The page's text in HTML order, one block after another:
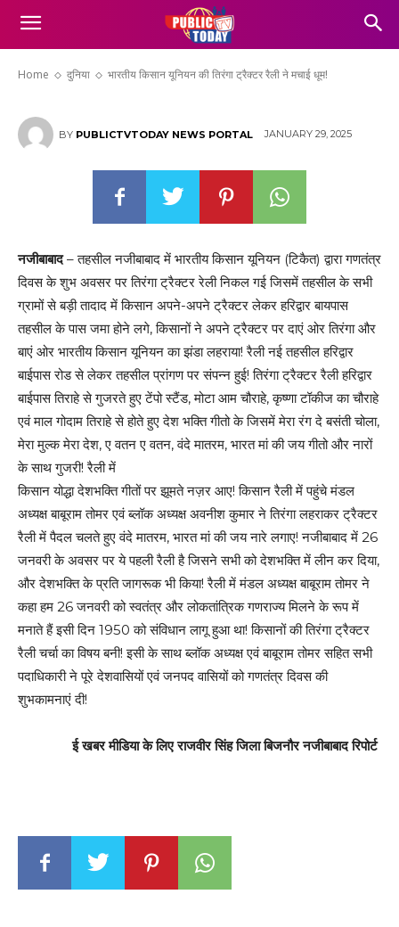
Home दुनिया भारतीय किसान यूनियन की तिरंगा ट्रैक्टर रैली ने मचाई धूम!
भारतीय किसान यूनियन की तिरंगा ट्रैक्टर रैली ने
मचाई धूम!
BY PUBLICTVTODAY NEWS PORTAL JANUARY 29, 2025
नजीबाबाद– तहसील नजीबाबाद में भारतीय किसान यूनियन (टिकैत) द्वारा गणतंत्र
दिवस के शुभ अवसर पर तिरंगा ट्रैक्टर रेली निकल गई जिसमें तहसील के सभी
ग्रामों से बड़ी तादाद में किसान अपने-अपने ट्रैक्टर लेकर हरिद्वार बायपास
तहसील के पास जमा होने लगे, किसानों ने अपने ट्रैक्टर पर दाएं ओर तिरंगा और
बाएं ओर भारतीय किसान यूनियन का झंडा लहराया! रैली नई तहसील हरिद्वार
बाईपास रोड से लेकर तहसील प्रांगण पर संपन्न हुई! तिरंगा ट्रैक्टर रैली हरिद्वार
बाईपास तिराहे से गुजरते हुए टेंपो स्टैंड, मोटा आम चौराहे, कृष्णा टॉकीज का चौराहे
एवं माल गोदाम तिराहे से होते हुए देश भक्ति गीतो के जिसमें मेरा रंग दे बसंती चोला,
मेरा मुल्क मेरा देश, ए वतन ए वतन, वंदे मातरम, भारत मां की जय गीतो और नारों
के साथ गुजरी! रैली में
किसान योद्धा देशभक्ति गीतों पर झूमते नज़र आए! किसान रैली में पहुंचे मंडल
अध्यक्ष बाबूराम तोमर एवं ब्लॉक अध्यक्ष अवनीश कुमार ने तिरंगा लहराकर ट्रैक्टर
रैली में पैदल चलते हुए वंदे मातरम, भारत मां की जय नारे लगाए! नजीबाबाद में 26
जनवरी के अवसर पर ये पहली रैली है जिसने सभी को देशभक्ति में लीन कर दिया,
और देशभक्ति के प्रति जागरूक भी किया! रैली में मंडल अध्यक्ष बाबूराम तोमर ने
कहा हम 26 जनवरी को स्वतंत्र और लोकतांत्रिक गणराज्य मिलने के रूप में
मनाते हैं इसी दिन 1950 को संविधान लागू हुआ था! किसानों की तिरंगा ट्रैक्टर
रैली चर्चा का विषय बनी! इसी के साथ ब्लॉक अध्यक्ष एवं बाबूराम तोमर सहित सभी
पदाधिकारी ने पूरे देशवासियों एवं जनपद वासियों को गणतंत्र दिवस की
शुभकामनाएं दी!
ई खबर मीडिया के लिए राजवीर सिंह जिला बिजनौर नजीबाबाद रिपोर्ट